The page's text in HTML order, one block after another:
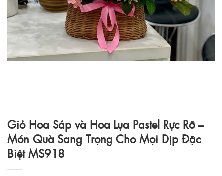
Giỏ Hoa Sáp và Hoa Lụa Pastel Rực Rỡ –
Món Quà Sang Trọng Cho Mọi Dịp Đặc
Biệt MS918